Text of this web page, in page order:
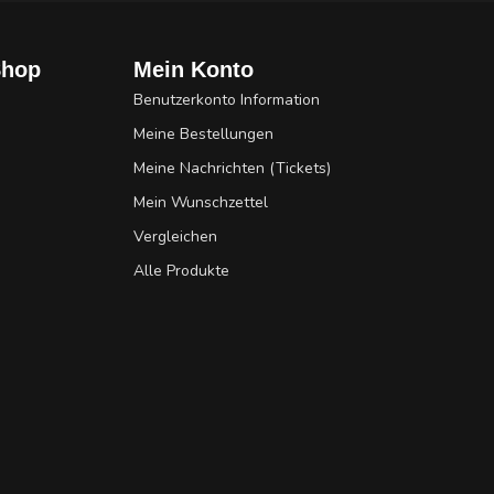
Mein Konto
Benutzerkonto Information
Meine Bestellungen
Meine Nachrichten (Tickets)
Mein Wunschzettel
Vergleichen
Alle Produkte